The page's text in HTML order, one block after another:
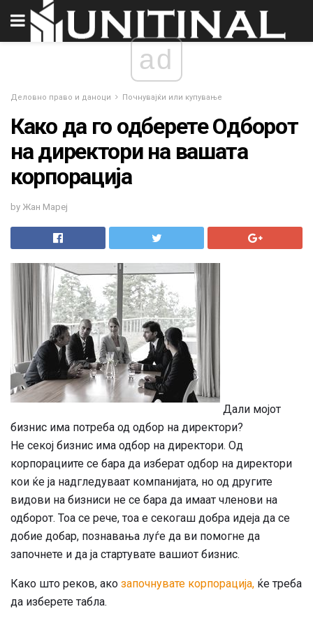
ad
Деловно право и даноци Почнувајќи или купување
Како да го одберете Одборот
на директори на вашата
корпорација
by Жан Мареј
Дали мојот
бизнис има потреба од одбор на директори?
Не секој бизнис има одбор на директори. Од
корпорациите се бара да изберат одбор на директори
кои ќе ја надгледуваат компанијата, но од другите
видови на бизниси не се бара да имаат членови на
одборот. Тоа се рече, тоа е секогаш добра идеја да се
добие добар, познавања луѓе да ви помогне да
започнете и да ја стартувате вашиот бизнис.
Како што реков, ако започнувате корпорација, ќе треба
да изберете табла.